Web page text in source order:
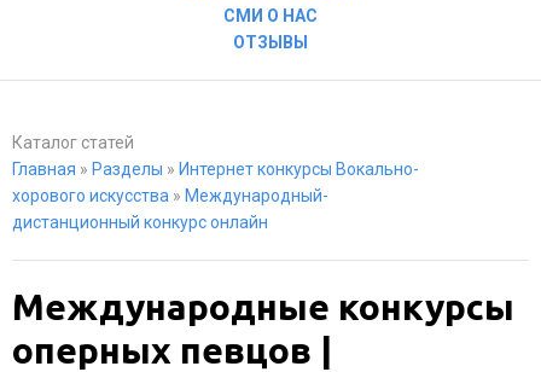
СМИ О НАС
ОТЗЫВЫ
Каталог статей
Главная » Разделы » Интернет конкурсы Вокально-
хорового искусства » Международный-
дистанционный конкурс онлайн
Международные конкурсы
оперных певцов |